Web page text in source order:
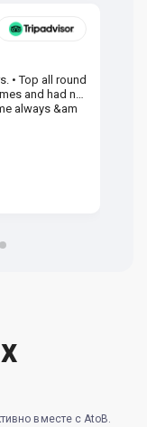
• Top all round
and had no
always &am
вместе с AtoB.